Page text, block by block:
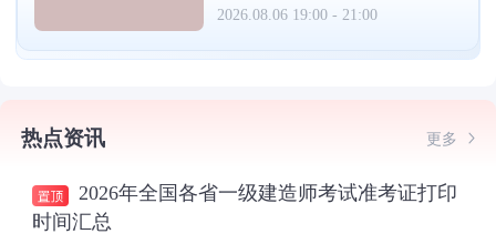
2026.08.06 19:00 - 21:00
热点资讯 更多
2026年全国各省一级建造师考试准考证打印
时间汇总